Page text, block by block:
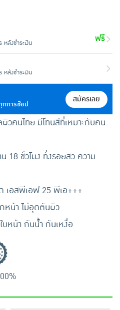
กการช้อป
สมัครเลย
ผิวคนไทย มีโทนสีที่เหมาะกับคน
18 ชั่วโมง ทั้งรอยสิว ความ
เอสพีเอฟ 25 พีเอ+++
หน้า ไม่อุดตันผิว
หน้า กันน้ำ กันเหงื่อ
ลังชำระเงิน
ฟรี
ลังชำระเงิน